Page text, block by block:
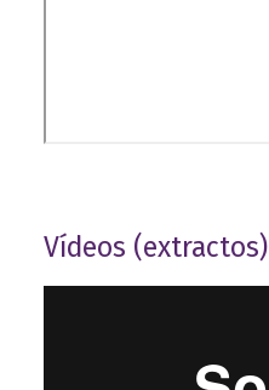
Vídeos (extractos)